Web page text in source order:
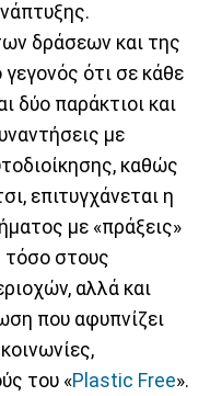
δράσεων και της
γεγονός ότι σε κάθε
δύο παράκτιοι και
με
καθώς
επιτυγχάνεται η
με «πράξεις»
τόσο στους
αλλά και
που αφυπνίζει
του «Plastic Free».